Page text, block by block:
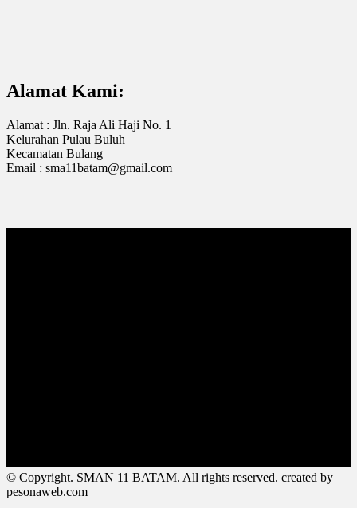
Alamat Kami:
Alamat : Jln. Raja Ali Haji No. 1
Kelurahan Pulau Buluh
Kecamatan Bulang
Email : sma11batam@gmail.com
© Copyright. SMAN 11 BATAM. All rights reserved. created by
pesonaweb.com